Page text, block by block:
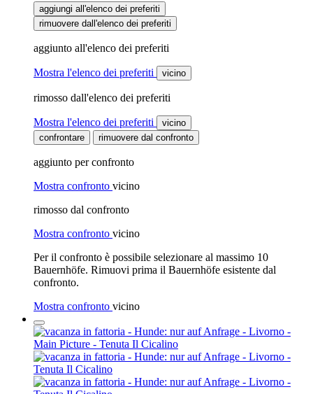
aggiungi all'elenco dei preferiti
rimuovere dall'elenco dei preferiti
aggiunto all'elenco dei preferiti
Mostra l'elenco dei preferiti vicino
rimosso dall'elenco dei preferiti
Mostra l'elenco dei preferiti
vicino
confrontare
rimuovere dal confronto
aggiunto per confronto
Mostra confronto vicino
rimosso dal confronto
Mostra confronto vicino
Per il confronto è possibile selezionare al massimo 10
Bauernhöfe. Rimuovi prima il Bauernhöfe esistente dal
confronto.
Mostra confronto vicino